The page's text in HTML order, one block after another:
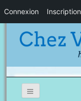
Connexion Inscription